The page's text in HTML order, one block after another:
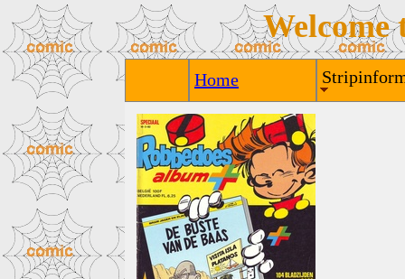
Welcome
Home